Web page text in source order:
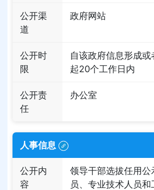
公开渠
道
政府网站
公开时
限
自该政府信息形成或
起20个工作日内
公开责
任
办公室
人事信息
公开内
容
领导干部选拔任用公
员、专业技术人员和